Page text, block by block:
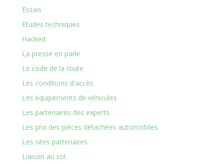
Essais
Etudes techniques
Hacked
La presse en parle
Le code de la route
Les conditions d'accès
Les équipements de véhicules
Les partenaires des experts
Les prix des pièces détachées automobiles
Les sites partenaires
Liaison au sol